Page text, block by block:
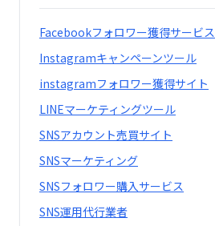
Facebookフォロワー獲得サービス
Instagramキャンペーンツール
instagramフォロワー獲得サイト
LINEマーケティングツール
SNSアカウント売買サイト
SNSマーケティング
SNSフォロワー購入サービス
SNS運用代行業者